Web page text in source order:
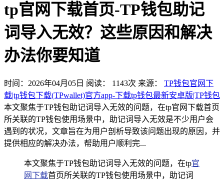
tp官网下载首页-TP钱包助记
词导入无效？这些原因和解决
办法你要知道
时间：2026年04月05日 阅读： 1143次 来源： TP钱包官网下
载|tp钱包下载(TPwallet)官方app-下载tp钱包最新安卓版|TP钱包
本文聚焦于TP钱包助记词导入无效的问题，在tp官网下载首页
所关联的TP钱包使用场景中，助记词导入无效是不少用户会
遇到的状况，文章旨在为用户剖析导致该问题出现的原因，并
提供相应的解决办法，帮助用户顺利完...
本文聚焦于TP钱包助记词导入无效的问题，在tp官
网下载首页所关联的TP钱包使用场景中，助记词